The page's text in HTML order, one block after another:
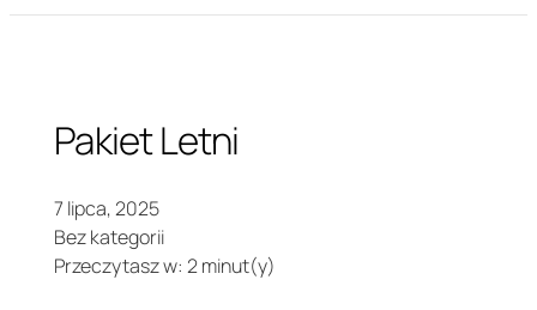
Pakiet Letni
7 lipca, 2025
Bez kategorii
Przeczytasz w: 2 minut(y)